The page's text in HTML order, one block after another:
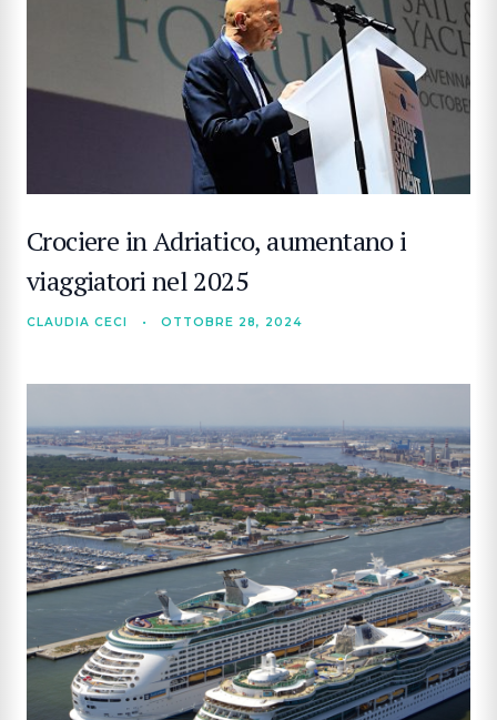
Crociere in Adriatico, aumentano i
viaggiatori nel 2025
CLAUDIA CECI • OTTOBRE 28, 2024